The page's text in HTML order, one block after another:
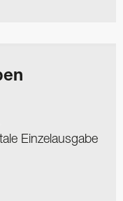
Einzelausgabe